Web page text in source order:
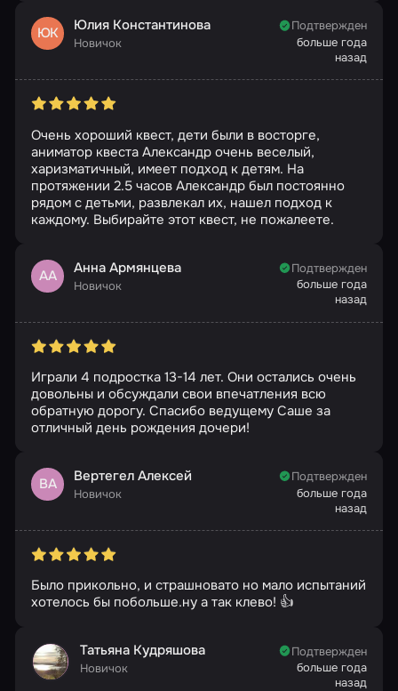
ЮК Юлия Константинова
Новичок
Подтвержден
больше года
назад
Очень хороший квест, дети были в восторге,
аниматор квеста Александр очень веселый,
харизматичный, имеет подход к детям. На
протяжении 2.5 часов Александр был постоянно
рядом с детьми, развлекал их, нашел подход к
каждому. Выбирайте этот квест, не пожалеете.
АА Анна Армянцева
Новичок
Подтвержден
больше года
назад
Играли 4 подростка 13-14 лет. Они остались очень
довольны и обсуждали свои впечатления всю
обратную дорогу. Спасибо ведущему Саше за
отличный день рождения дочери!
ВА Вертегел Алексей
Новичок
Подтвержден
больше года
назад
Было прикольно, и страшновато но мало испытаний
хотелось бы побольше.ну а так клево! 👍
Татьяна Кудряшова
Новичок
Подтвержден
больше года
назад